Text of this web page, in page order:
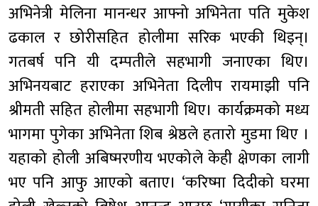
अभिनेत्री मेलिना मानन्धर आफ्नो अभिनेता पति मुकेश
ढकाल र छोरीसहित होलीमा सरिक भएकी थिइन्।
गतबर्ष पनि यी दम्पतीले सहभागी जनाएका थिए।
अभिनयबाट हराएका अभिनेता दिलीप रायमाझी पनि
श्रीमती सहित होलीमा सहभागी थिए। कार्यक्रमको मध्य
भागमा पुगेका अभिनेता शिब श्रेष्ठले हतारो मुडमा थिए ।
यहाको होली अबिष्मरणीय भएकोले केही क्षेणका लागी
भए पनि आफु आएको बताए। ‘करिष्मा दिदीको घरमा